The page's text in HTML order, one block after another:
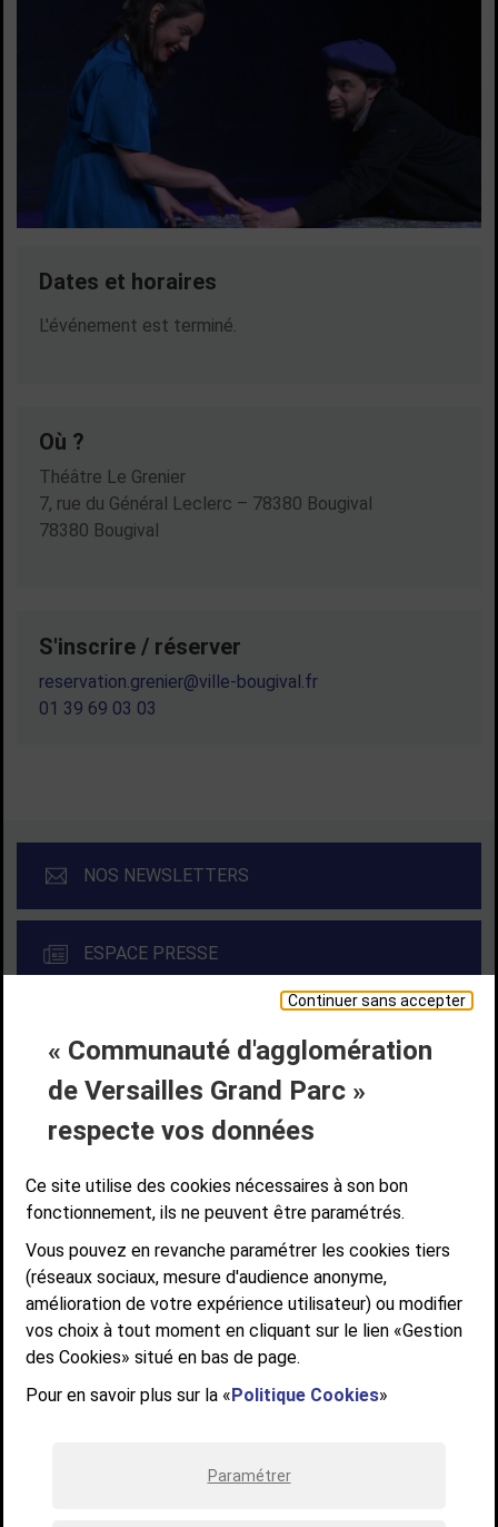
Continuer sans accepter
« Communauté d'agglomération
de Versailles Grand Parc »
respecte vos données
Ce site utilise des cookies nécessaires à son bon
fonctionnement, ils ne peuvent être paramétrés.
Vous pouvez en revanche paramétrer les cookies tiers
(réseaux sociaux, mesure d'audience anonyme,
amélioration de votre expérience utilisateur) ou modifier
vos choix à tout moment en cliquant sur le lien «Gestion
des Cookies» situé en bas de page.
Pour en savoir plus sur la «Politique Cookies»
Paramétrer
Dates et horaires
Dates en cours
L'événement est terminé.
Où ?
Théâtre Le Grenier
7, rue du Général Leclerc – 78380 Bougival
78380 Bougival
S'inscrire / réserver
reservation.grenier@ville-bougival.fr
01 39 69 03 03
NOS NEWSLETTERS
ESPACE PRESSE
Liens bas de page
CONTACT MENTIONS LÉGALES
PLAN DE SITE
ACCESSIBILITÉ NUMÉRIQUE
GESTION DES COOKIES
Suivez-nous
SUIVEZ-NOUS SUR
Communauté d'agglomération de Versailles
Grand Parc
6, AVENUE DE PARIS - CS 10922 - 78009 VERSAILLES CEDEX
STANDARD : 01 39 66 30 00 - OUVERT DU LUNDI AU VENDREDI DE 9H À